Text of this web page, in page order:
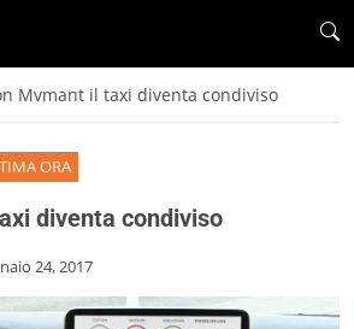
Mvmant il taxi diventa condiviso
ORA
diventa condiviso
24, 2017